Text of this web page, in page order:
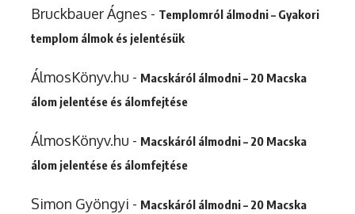
Bruckbauer Ágnes - Templomról álmodni – Gyakori
templom álmok és jelentésük
ÁlmosKönyv.hu - Macskáról álmodni – 20 Macska
álom jelentése és álomfejtése
ÁlmosKönyv.hu - Macskáról álmodni – 20 Macska
álom jelentése és álomfejtése
Simon Gyöngyi - Macskáról álmodni – 20 Macska